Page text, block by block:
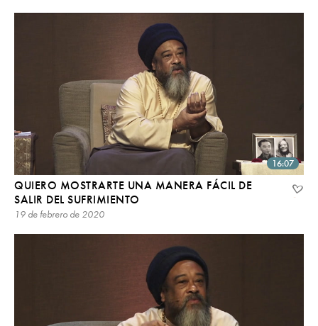
16:07
QUIERO MOSTRARTE UNA MANERA FÁCIL DE
SALIR DEL SUFRIMIENTO
19 de febrero de 2020